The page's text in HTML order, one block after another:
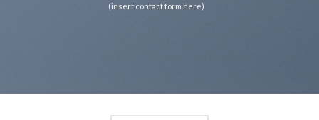
(insert contact form here)